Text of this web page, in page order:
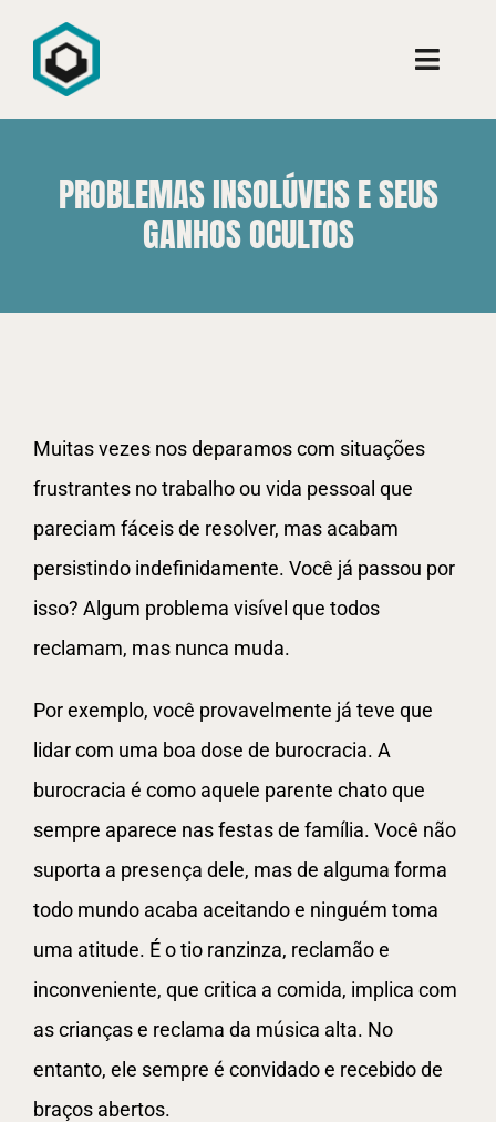
Toggle
Consultoria
PROBLEMAS INSOLÚVEIS E SEUS
GANHOS OCULTOS
Larger
Image
Muitas vezes nos deparamos com situações
frustrantes no trabalho ou vida pessoal que
pareciam fáceis de resolver, mas acabam
persistindo indefinidamente. Você já passou por
isso? Algum problema visível que todos
reclamam, mas nunca muda.
Por exemplo, você provavelmente já teve que
lidar com uma boa dose de burocracia. A
burocracia é como aquele parente chato que
sempre aparece nas festas de família. Você não
suporta a presença dele, mas de alguma forma
todo mundo acaba aceitando e ninguém toma
uma atitude. É o tio ranzinza, reclamão e
inconveniente, que critica a comida, implica com
as crianças e reclama da música alta. No
entanto, ele sempre é convidado e recebido de
braços abertos.